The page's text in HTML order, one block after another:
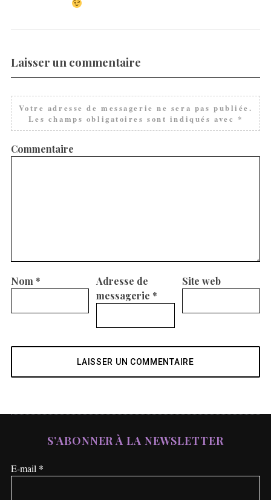
Laisser un commentaire
Votre adresse de messagerie ne sera pas publiée.
Les champs obligatoires sont indiqués avec *
Commentaire
Nom *
Adresse de
messagerie *
Site web
S’ABONNER À LA NEWSLETTER
E-mail *